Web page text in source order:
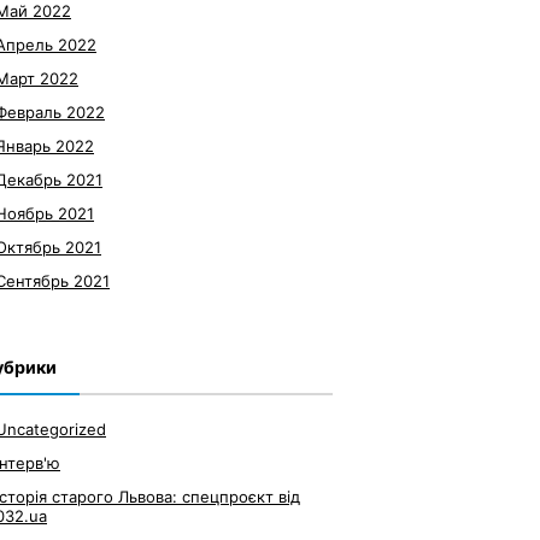
2022
2022
2022
2022
2022
2021
2021
2021
2021
старого Львова: спецпроєкт від